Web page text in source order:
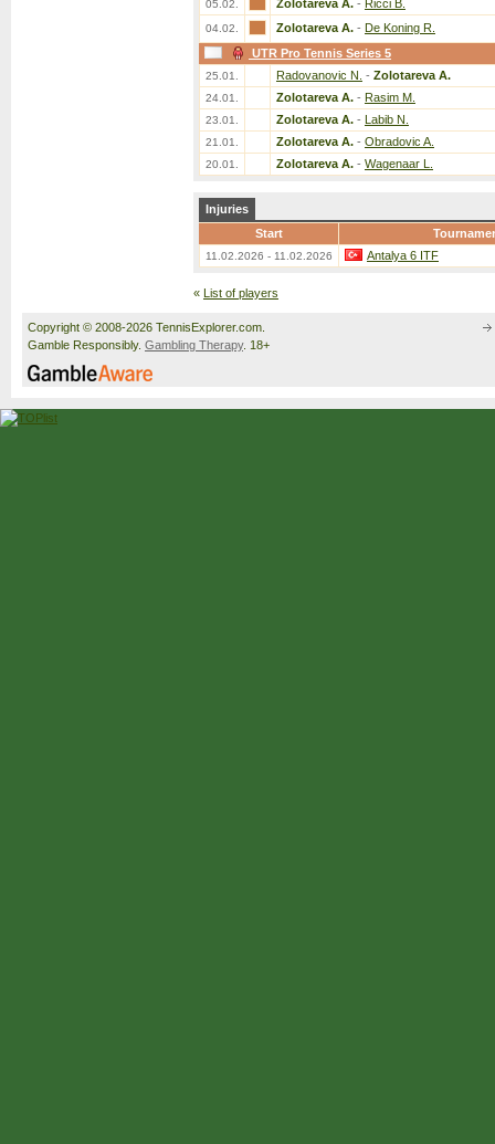
05.02. Zolotareva A. - Ricci B.
04.02. Zolotareva A. - De Koning R.
UTR Pro Tennis Series 5
25.01. Radovanovic N. - Zolotareva A.
24.01. Zolotareva A. - Rasim M.
23.01. Zolotareva A. - Labib N.
21.01. Zolotareva A. - Obradovic A.
20.01. Zolotareva A. - Wagenaar L.
Injuries
Start
11.02.2026 - 11.02.2026 Antalya 6 ITF
« List of players
Copyright © 2008-2026 TennisExplorer.com.
Gamble Responsibly. Gambling Therapy. 18+